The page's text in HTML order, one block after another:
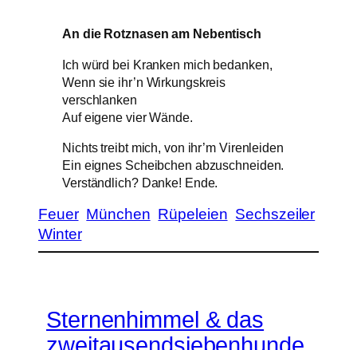
An die Rotznasen am Nebentisch
Ich würd bei Kranken mich bedanken,
Wenn sie ihr’n Wirkungskreis
verschlanken
Auf eigene vier Wände.
Nichts treibt mich, von ihr’m Virenleiden
Ein eignes Scheibchen abzuschneiden.
Verständlich? Danke! Ende.
Feuer München Rüpeleien Sechszeiler
Winter
Sternenhimmel & das